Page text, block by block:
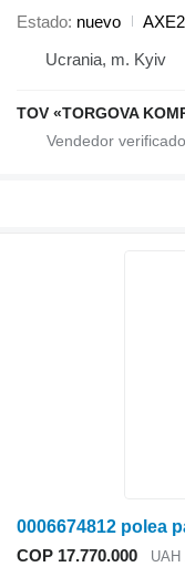
Estado nuevo
Ucrania, m. Kyiv
TOV «TORGOVA
0006674812 polea
COP 17.770.000
UAH